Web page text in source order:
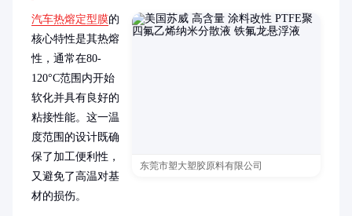
东莞市塑大塑胶原料有限公司
汽车热熔定型膜的
核心特性是其热熔
性，通常在80-
120°C范围内开始
软化并具有良好的
粘接性能。这一温
度范围的设计既确
保了加工便利性，
又避免了高温对基
材的损伤。